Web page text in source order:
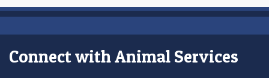
Connect with Animal Services